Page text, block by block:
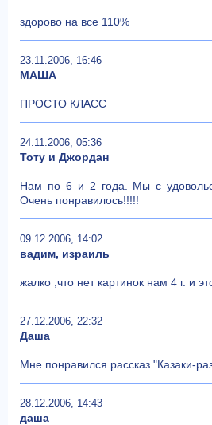
здорово на все 110%
23.11.2006, 16:46
МАША
ПРОСТО КЛАСС
24.11.2006, 05:36
Тоту и Джордан
Нам по 6 и 2 года. Мы с
Очень понравилось!!!!!
09.12.2006, 14:02
вадим, израиль
жалко ,что нет картинок нам 4 г. и
27.12.2006, 22:32
Даша
Мне понравился рассказ "Казаки-
28.12.2006, 14:43
даша